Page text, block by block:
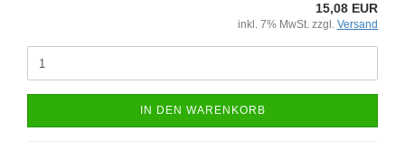
15,08 EUR
inkl. 7% MwSt. zzgl. Versand
IN DEN WARENKORB